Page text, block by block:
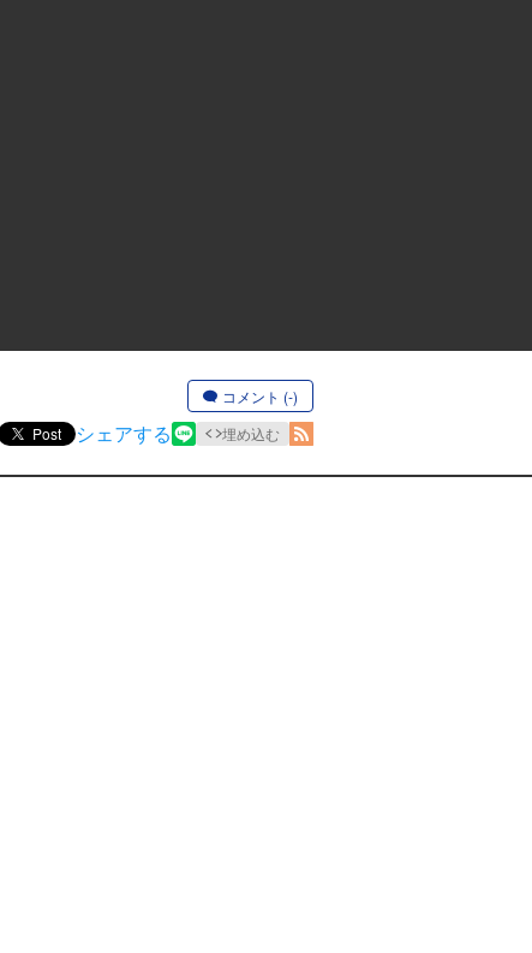
コメント (-)
Post シェアする 埋め込む